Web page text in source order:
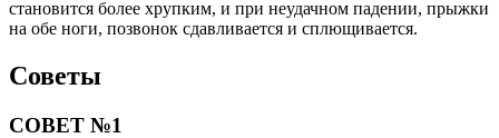
становится более хрупким, и при неудачном падении, прыжки
на обе ноги, позвонок сдавливается и сплющивается.
Советы
СОВЕТ №1